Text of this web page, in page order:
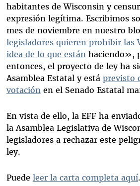
habitantes de Wisconsin y
expresión legítima. Escribimos
mes de noviembre en nuestro
legisladores quieren prohibir las
idea de lo que están haciendo»,
entonces, el proyecto de ley ha
Asamblea Estatal y está previsto
votación en el Senado Estatal
En vista de ello, la EFF ha
la Asamblea Legislativa de
legisladores a rechazar este
ley.
Puede leer la carta completa aquí.